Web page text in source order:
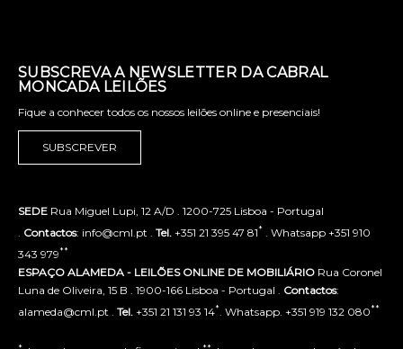
SUBSCREVA A NEWSLETTER DA CABRAL
MONCADA LEILÕES
Fique a conhecer todos os nossos leilões online e presenciais!
SUBSCREVER
SEDE Rua Miguel Lupi, 12 A/D . 1200-725 Lisboa - Portugal
Contactos: info@cml.pt . Tel. +351 21 395 47 81* . Whatsapp +351 910
343 979**
ESPAÇO ALAMEDA - LEILÕES ONLINE DE MOBILIÁRIO Rua Coronel
Luna de Oliveira, 15 B . 1900-166 Lisboa - Portugal . Contactos:
alameda@cml.pt . Tel. +351 21 131 93 14* . Whatsapp. +351 919 132 080**